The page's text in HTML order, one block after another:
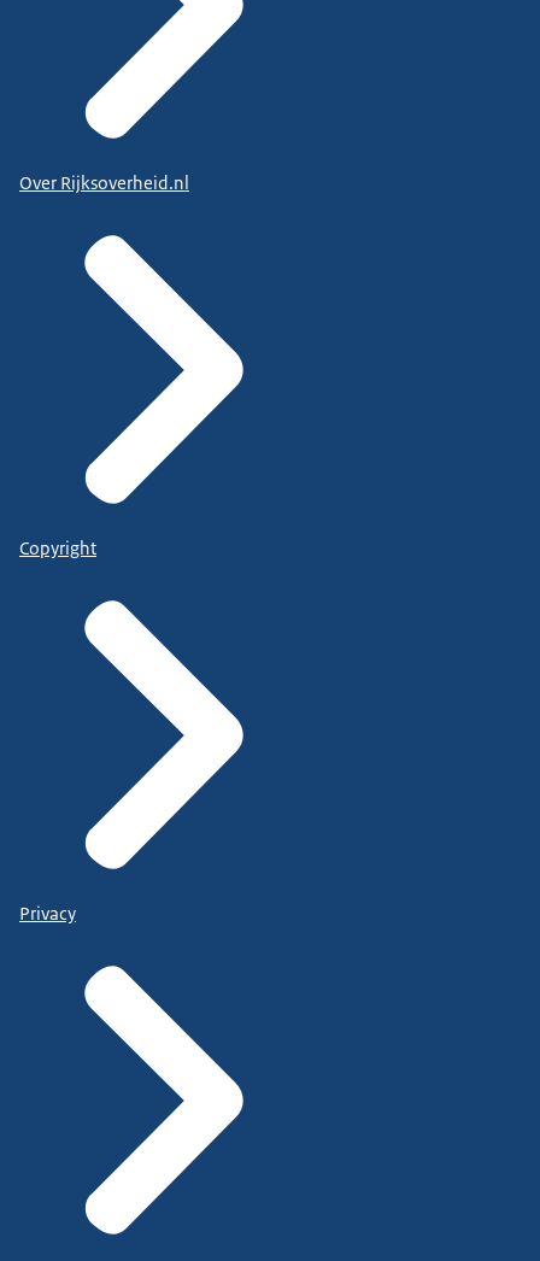
Over Rijksoverheid.nl
Copyright
Privacy